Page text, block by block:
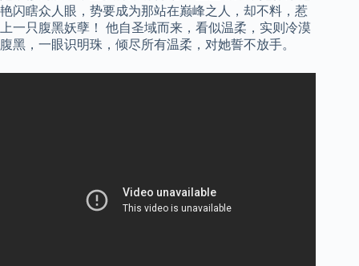
艳闪瞎众人眼，势要成为那站在巅峰之人，却不料，惹
上一只腹黑妖孽！ 他自圣域而来，看似温柔，实则冷漠
腹黑，一眼识明珠，倾尽所有温柔，对她誓不放手。